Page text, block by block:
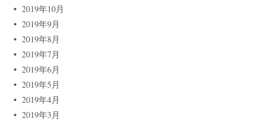
2019年10月
2019年9月
2019年8月
2019年7月
2019年6月
2019年5月
2019年4月
2019年3月